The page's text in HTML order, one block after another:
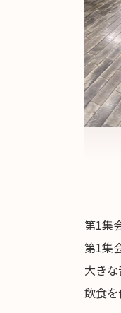
第1集
第1集
大き
飲食